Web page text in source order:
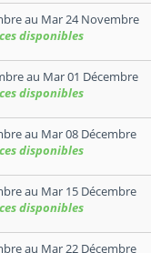
au Mar 24 Novembre
disponibles
au Mar 01 Décembre
disponibles
au Mar 08 Décembre
disponibles
au Mar 15 Décembre
disponibles
au Mar 22 Décembre